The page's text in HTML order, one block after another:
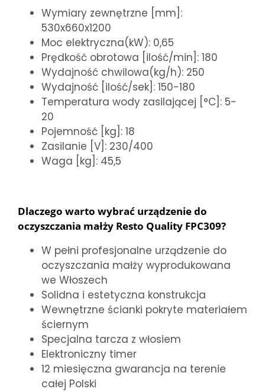
Wymiary zewnętrzne [mm]:
530x660x1200
Moc elektryczna(kW): 0,65
Prędkość obrotowa [ilość/min]: 180
Wydajność chwilowa(kg/h): 250
Wydajność [ilość/sek]: 150-180
Temperatura wody zasilającej [°C]: 5-
20
Pojemność [kg]: 18
Zasilanie [V]: 230/400
Waga [kg]: 45,5
Dlaczego warto wybrać urządzenie do
oczyszczania małży Resto Quality FPC309?
W pełni profesjonalne urządzenie do
oczyszczania małży wyprodukowana
we Włoszech
Solidna i estetyczna konstrukcja
Wewnętrzne ścianki pokryte materiałem
ściernym
Specjalna tarcza z włosiem
Elektroniczny timer
12 miesięczna gwarancja na terenie
całej Polski